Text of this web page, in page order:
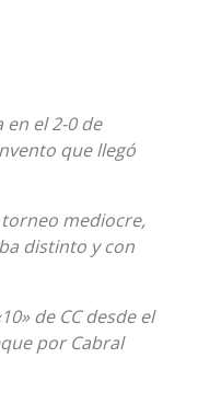
el 2-0 de
que llegó
mediocre,
distinto y con
de CC desde el
por Cabral